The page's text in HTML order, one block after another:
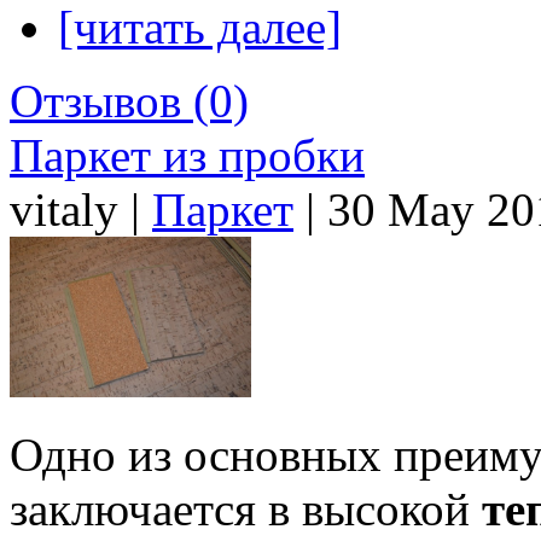
[читать далее]
Отзывов (0)
Паркет из пробки
vitaly | Паркет | 30 May
Одно из основных
заключается в высокой